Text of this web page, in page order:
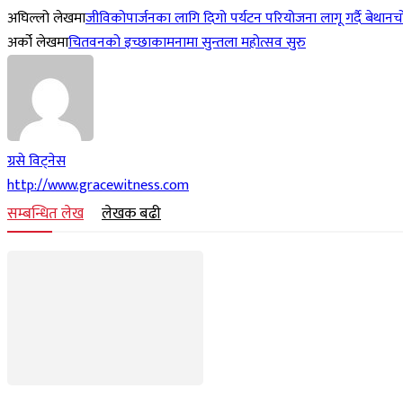
अघिल्लो लेखमाजीविकोपार्जनका लागि दिगो पर्यटन परियोजना लागू गर्दै
अर्को लेखमाचितवनको इच्छाकामनामा सुन्तला महोत्सव सुरु
ग्रसे विट्नेस
http://www.gracewitness.com
सम्बन्धित लेख लेखक बढी